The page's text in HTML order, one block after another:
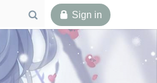
  Sign in